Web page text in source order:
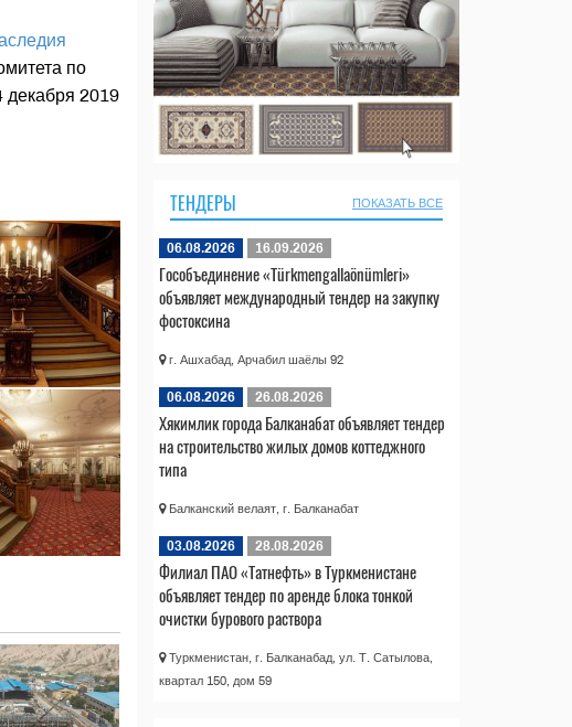
по
декабря 2019
ТЕНДЕРЫ ПОКАЗАТЬ ВСЕ
06.08.2026 16.09.2026
Гособъединение «Türkmengallaönümleri»
объявляет международный тендер на закупку
фостоксина
г. Ашхабад, Арчабил шаёлы 92
06.08.2026 26.08.2026
Хякимлик города Балканабат объявляет тендер
на строительство жилых домов коттеджного
типа
Балканский велаят, г. Балканабат
03.08.2026 28.08.2026
Филиал ПАО «Татнефть» в Туркменистане
объявляет тендер по аренде блока тонкой
очистки бурового раствора
Туркменистан, г. Балканабад, ул. Т. Сатылова,
квартал 150, дом 59